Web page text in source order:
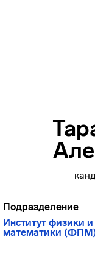
Подразделение
Институт физики
математики